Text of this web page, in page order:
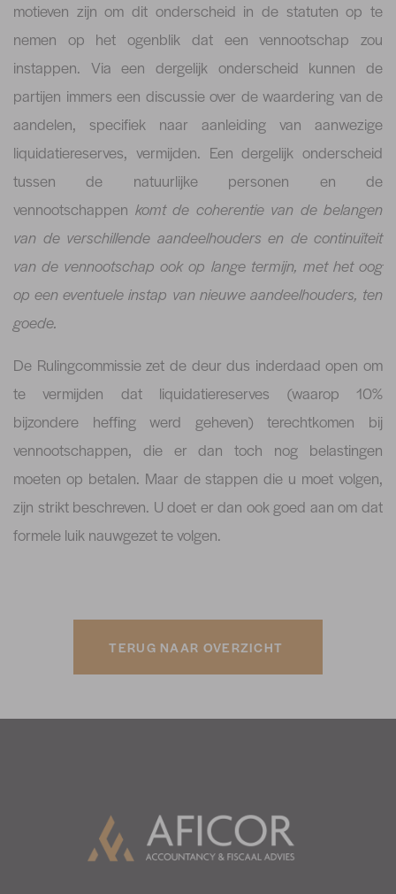
motieven zijn om dit onderscheid in de statuten op te
nemen op het ogenblik dat een vennootschap zou
instappen. Via een dergelijk onderscheid kunnen de
partijen immers een discussie over de waardering van de
aandelen, specifiek naar aanleiding van aanwezige
liquidatiereserves, vermijden. Een dergelijk onderscheid
tussen de natuurlijke personen en de
vennootschappen komt de coherentie van de belangen
van de verschillende aandeelhouders en de continuïteit
van de vennootschap ook op lange termijn, met het oog
op een eventuele instap van nieuwe aandeelhouders, ten
goede.
De Rulingcommissie zet de deur dus inderdaad open om
te vermijden dat liquidatiereserves (waarop 10%
bijzondere heffing werd geheven) terechtkomen bij
vennootschappen, die er dan toch nog belastingen
moeten op betalen. Maar de stappen die u moet volgen,
zijn strikt beschreven. U doet er dan ook goed aan om dat
formele luik nauwgezet te volgen.
TERUG NAAR OVERZICHT